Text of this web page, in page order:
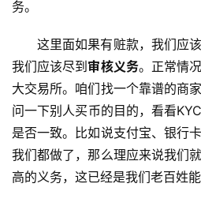
务。
这里面如果有赃款，我们应
我们应该尽到 审核义务。正常情
大交易所。咱们找一个靠谱的商
问一下别人买币的目的，看看
是否一致。比如说支付宝、银行
我们都做了，那么理应来说我们
高的义务，这已经是我们老百姓